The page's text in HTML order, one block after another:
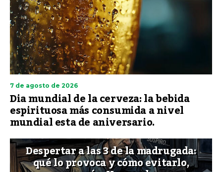
7 de agosto de 2026
Dia mundial de la cerveza: la bebida
espirituosa más consumida a nivel
mundial esta de aniversario.
Despertar a las 3 de la madrugada:
qué lo provoca y cómo evitarlo,